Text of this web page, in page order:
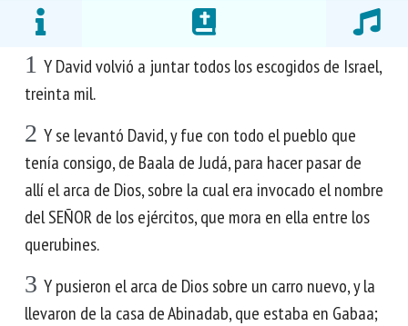
1 Y David volvió a juntar todos los escogidos de Israel,
treinta mil.
2 Y se levantó David, y fue con todo el pueblo que
tenía consigo, de Baala de Judá, para hacer pasar de
allí el arca de Dios, sobre la cual era invocado el nombre
del SEÑOR de los ejércitos, que mora en ella entre los
querubines.
3 Y pusieron el arca de Dios sobre un carro nuevo, y la
llevaron de la casa de Abinadab, que estaba en Gabaa;